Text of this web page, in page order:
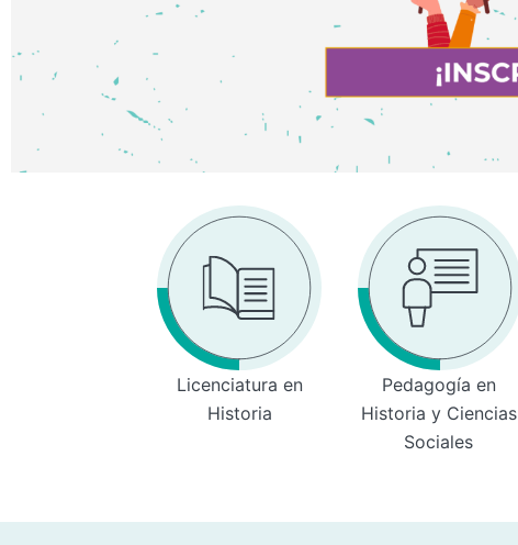
Licenciatura en
Historia
Pedagogía en
Historia y Ciencias
Sociales